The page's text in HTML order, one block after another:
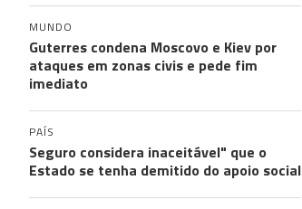
MUNDO
Guterres condena Moscovo e Kiev por
ataques em zonas civis e pede fim
imediato
PAÍS
Seguro considera inaceitável" que o
Estado se tenha demitido do apoio social